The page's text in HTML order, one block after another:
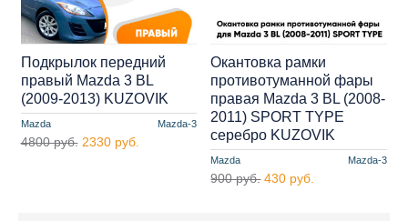
Mazda Mazda-3
Подкрылок передний
правый Mazda 3 BL
(2009-2013) KUZOVIK
4800 руб. 2330 руб.
Mazda Mazda-3
Окантовка рамки
противотуманной фары
правая Mazda 3 BL (2008-
2011) SPORT TYPE
серебро KUZOVIK
900 руб. 430 руб.